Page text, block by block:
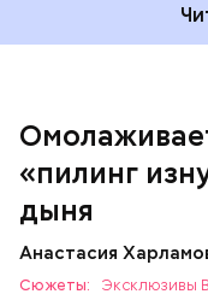
«пилинг
дыня
Анастасия
Сюжеты: Эксклюзивы
кремний —
ногти и
клетчатка —
излишки
фолиевая
она
чтобы
плода. Также ее
— В момент
контролем и